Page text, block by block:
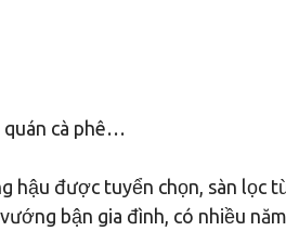
quán cà phê…
hậu được tuyển chọn, sàn lọc
bận gia đình, có nhiều